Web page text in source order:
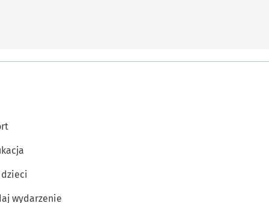
dzieci
wydarzenie